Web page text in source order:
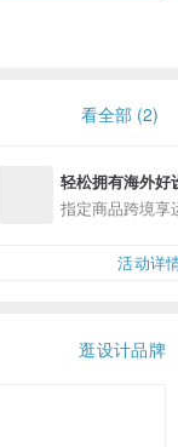
看全部 (2)
轻松拥有海外好
指定商品跨境享
活动详
逛设计品牌